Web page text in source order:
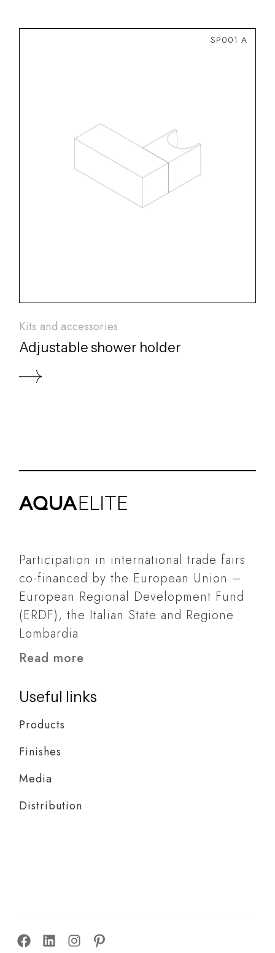
SP001 A
Kits and accessories
Adjustable shower holder
Participation in international trade fairs
co-financed by the European Union –
European Regional Development Fund
(ERDF), the Italian State and Regione
Lombardia
Read more
Useful links
Products
Finishes
Media
Distribution